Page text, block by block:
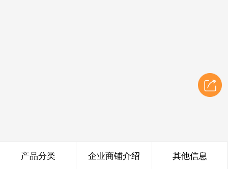
产品分类 企业商铺介绍 其他信息